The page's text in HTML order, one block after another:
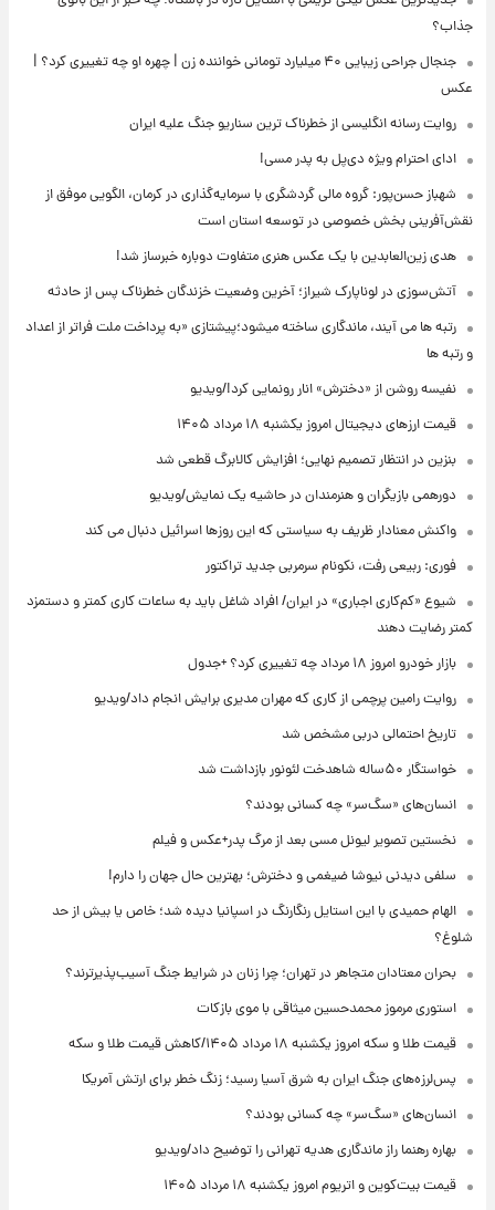
جذاب؟
جنجال جراحی زیبایی ۴۰ میلیارد تومانی خواننده زن | چهره او چه تغییری کرد؟ |
عکس
روایت رسانه انگلیسی از خطرناک ترین سناریو جنگ علیه ایران
ادای احترام ویژه دی‌پل به پدر مسی!
شهباز حسن‌پور: گروه مالی گردشگری با سرمایه‌گذاری در کرمان، الگویی موفق از
نقش‌آفرینی بخش خصوصی در توسعه استان است
هدی زین‌العابدین با یک عکس هنری متفاوت دوباره خبرساز شد!
آتش‌سوزی در لوناپارک شیراز؛ آخرین وضعیت خزندگان خطرناک پس از حادثه
رتبه ها می آیند، ماندگاری ساخته میشود؛پیشتازی «به پرداخت ملت فراتر از اعداد
و رتبه ها
نفیسه روشن از «دخترش» انار رونمایی کرد!/ویدیو
قیمت ارزهای دیجیتال امروز یکشنبه ۱۸ مرداد ۱۴۰۵
بنزین در انتظار تصمیم نهایی؛ افزایش کالابرگ قطعی شد
دورهمی بازیگران و هنرمندان در حاشیه یک نمایش/ویدیو
واکنش معنادار ظریف به سیاستی که این روزها اسرائیل دنبال می کند
فوری: ربیعی رفت، نکونام سرمربی جدید تراکتور
شیوع «کم‌کاری اجباری» در ایران/ افراد شاغل باید به ساعات کاری کمتر و دستمزد
کمتر رضایت دهند
بازار خودرو امروز ۱۸ مرداد چه تغییری کرد؟ +جدول
روایت رامین پرچمی از کاری که مهران مدیری برایش انجام داد/ویدیو
تاریخ احتمالی دربی مشخص شد
خواستگار ۵۰ساله شاهدخت لئونور بازداشت شد
انسان‌های «سگ‌سر» چه کسانی بودند؟
نخستین تصویر لیونل مسی بعد از مرگ پدر+عکس و فیلم
سلفی دیدنی نیوشا ضیغمی و دخترش؛ بهترین حال جهان را دارم!
الهام حمیدی با این استایل رنگارنگ در اسپانیا دیده شد؛ خاص یا بیش از حد
شلوغ؟
بحران معتادان متجاهر در تهران؛ چرا زنان در شرایط جنگ آسیب‌پذیرترند؟
استوری مرموز محمدحسین میثاقی با موی بازکات
قیمت طلا و سکه امروز یکشنبه ۱۸ مرداد ۱۴۰۵/کاهش قیمت طلا و سکه
پس‌لرزه‌های جنگ ایران به شرق آسیا رسید؛ زنگ خطر برای ارتش آمریکا
انسان‌های «سگ‌سر» چه کسانی بودند؟
بهاره رهنما راز ماندگاری هدیه تهرانی را توضیح داد/ویدیو
قیمت بیت‌کوین و اتریوم امروز یکشنبه ۱۸ مرداد ۱۴۰۵